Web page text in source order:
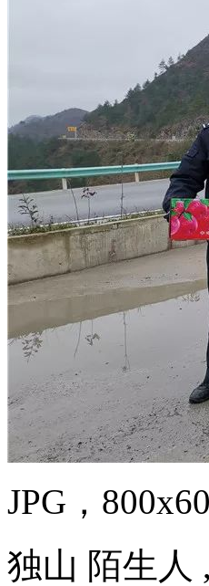
JPG，
独山 陌生人